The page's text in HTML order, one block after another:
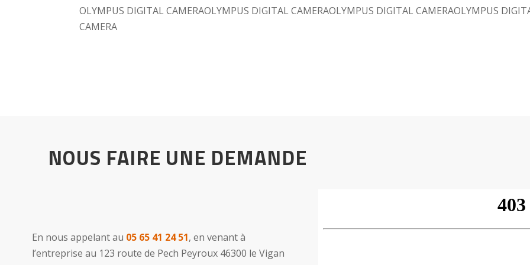
OLYMPUS DIGITAL CAMERAOLYMPUS DIGITAL CAMERAOLYMPUS DIGITAL CAMERAOLYMPUS
CAMERA
NOUS FAIRE UNE DEMANDE
En nous appelant au 05 65 41 24 51, en venant à
l’entreprise au 123 route de Pech Peyroux 46300 le Vigan